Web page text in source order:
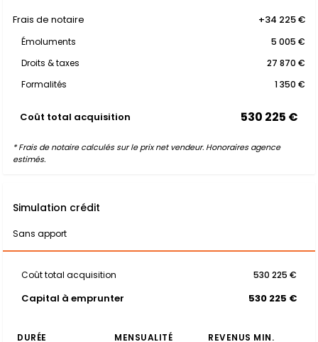
Frais de notaire +34 225 €
Émoluments
5 005 €
Droits & taxes
27 870 €
Formalités
1 350 €
Coût total acquisition 530 225 €
* Frais de notaire calculés sur le prix net vendeur. Honoraires agence
estimés.
Simulation crédit
Sans apport
Coût total acquisition 530 225 €
Capital à emprunter 530 225 €
DURÉE MENSUALITÉ REVENUS MIN.